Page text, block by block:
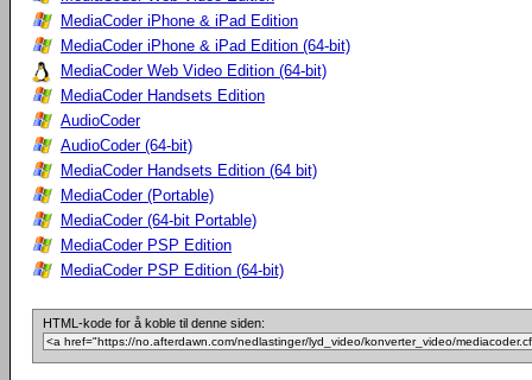
MediaCoder iPhone & iPad Edition
MediaCoder iPhone & iPad Edition (64-bit)
MediaCoder Web Video Edition (64-bit)
MediaCoder Handsets Edition
AudioCoder
AudioCoder (64-bit)
MediaCoder Handsets Edition (64 bit)
MediaCoder (Portable)
MediaCoder (64-bit Portable)
MediaCoder PSP Edition
MediaCoder PSP Edition (64-bit)
HTML-kode for å koble til denne siden: